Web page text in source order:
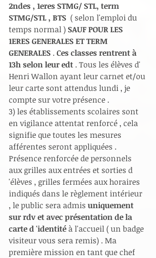
2ndes , 1eres STMG/ STL, term
STMG/STL , BTS ( selon l'emploi du
temps normal ) SAUF POUR LES
1ERES GENERALES ET TERM
GENERALES . Ces classes rentrent à
13h selon leur edt . Tous les élèves d'
Henri Wallon ayant leur carnet et/ou
leur carte sont attendus lundi , je
compte sur votre présence .
3) les établissements scolaires sont
en vigilance attentat renforcé , cela
signifie que toutes les mesures
afférentes seront appliquées .
Présence renforcée de personnels
aux grilles aux entrées et sorties d
'élèves , grilles fermées aux horaires
indiqués dans le règlement intérieur
, le public sera admis uniquement
sur rdv et avec présentation de la
carte d 'identité à l'accueil ( un badge
visiteur vous sera remis) . Ma
première mission en tant que chef